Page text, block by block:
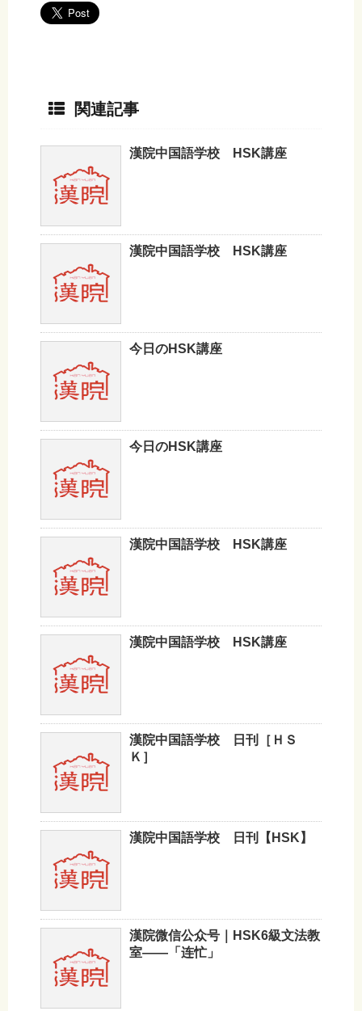
関連記事
漢院中国語学校 HSK講座
漢院中国語学校 HSK講座
今日のHSK講座
今日のHSK講座
漢院中国語学校 HSK講座
漢院中国語学校 HSK講座
漢院中国語学校 日刊［ＨＳ
Ｋ］
漢院中国語学校 日刊【HSK】
漢院微信公众号｜HSK6級文法教
室——「连忙」